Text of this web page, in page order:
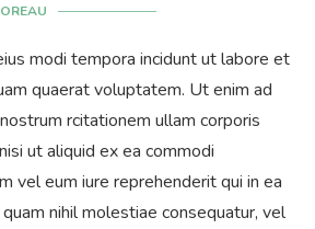
modi tempora incidunt ut labore et
quaerat voluptatem. Ut enim ad
rcitationem ullam corporis
ut aliquid ex ea commodi
vel eum iure reprehenderit qui in ea
nihil molestiae consequatur, vel